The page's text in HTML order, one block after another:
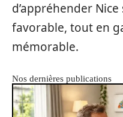
d’appréhender
favorable, tout en
mémorable.
Nos dernières publications